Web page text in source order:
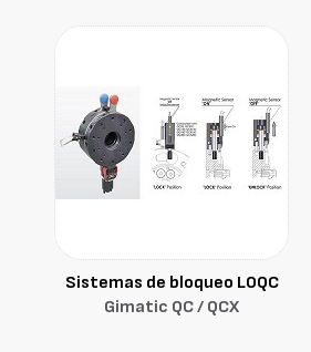
Sistemas de bloqueo LOQC
Gimatic QC / QCX